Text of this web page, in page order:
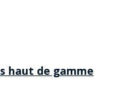
haut de gamme